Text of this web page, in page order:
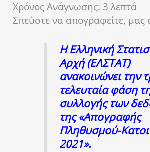
Χρόνος Ανάγνωσης: 3 λεπτά
Σπεύστε να απογραφείτε,
Η Ελληνική
Αρχή (ΕΛΣΤΑΤ)
ανακοινώνει την
τελευταία φάση
συλλογής των
της «Απογραφής
Πληθυσμού-
2021».